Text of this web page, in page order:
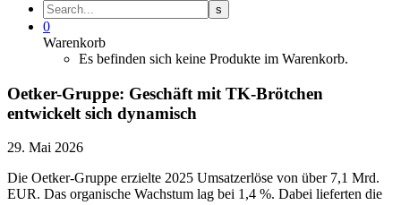
0
Warenkorb
Es befinden sich keine Produkte im Warenkorb.
Oetker-Gruppe: Geschäft mit TK-Brötchen
entwickelt sich dynamisch
29. Mai 2026
Die Oetker-Gruppe erzielte 2025 Umsatzerlöse von über 7,1 Mrd.
EUR. Das organische Wachstum lag bei 1,4 %. Dabei lieferten die